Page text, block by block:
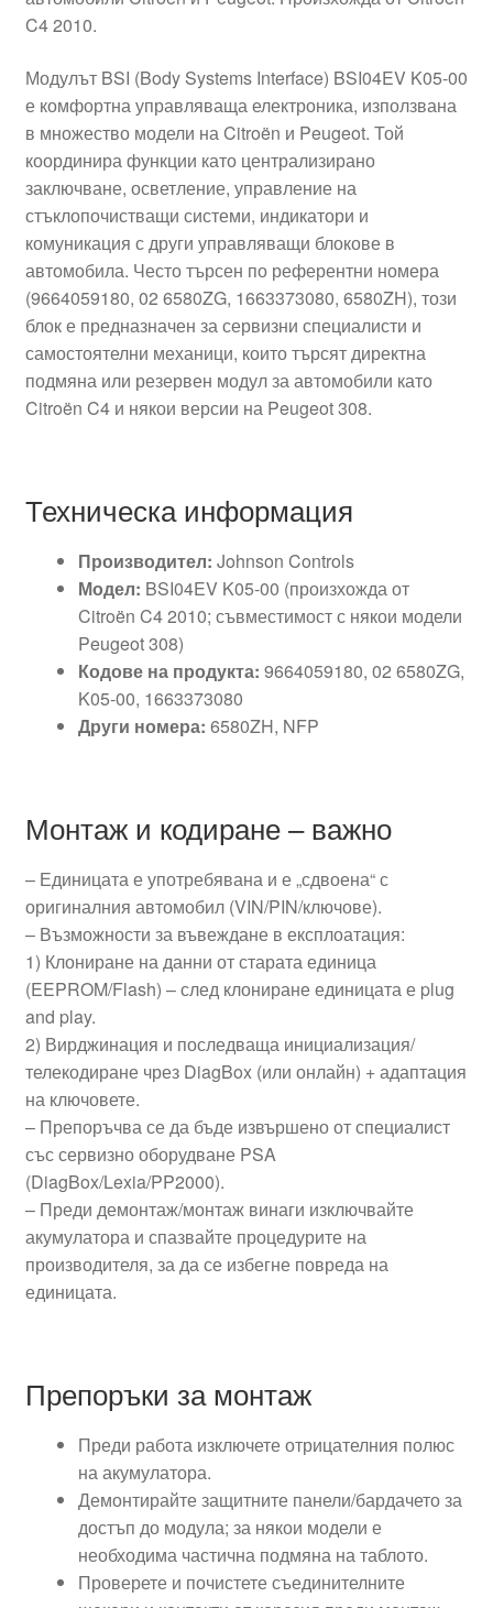
C4 2010.
Модулът BSI (Body Systems Interface) BSI04EV K05-00
е комфортна управляваща електроника, използвана
в множество модели на Citroën и Peugeot. Той
координира функции като централизирано
заключване, осветление, управление на
стъклопочистващи системи, индикатори и
комуникация с други управляващи блокове в
автомобила. Често търсен по референтни номера
(9664059180, 02 6580ZG, 1663373080, 6580ZH), този
блок е предназначен за сервизни специалисти и
самостоятелни механици, които търсят директна
подмяна или резервен модул за автомобили като
Citroën C4 и някои версии на Peugeot 308.
Техническа информация
Производител: Johnson Controls
Модел: BSI04EV K05-00 (произхожда от
Citroën C4 2010; съвместимост с някои модели
Peugeot 308)
Кодове на продукта: 9664059180, 02 6580ZG,
K05-00, 1663373080
Други номера: 6580ZH, NFP
Монтаж и кодиране – важно
– Единицата е употребявана и е „сдвоена“ с
оригиналния автомобил (VIN/PIN/ключове).
– Възможности за въвеждане в експлоатация:
1) Клониране на данни от старата единица
(EEPROM/Flash) – след клониране единицата е plug
and play.
2) Вирджинация и последваща инициализация/
телекодиране чрез DiagBox (или онлайн) + адаптация
на ключовете.
– Препоръчва се да бъде извършено от специалист
със сервизно оборудване PSA
(DiagBox/Lexia/PP2000).
– Преди демонтаж/монтаж винаги изключвайте
акумулатора и спазвайте процедурите на
производителя, за да се избегне повреда на
единицата.
Препоръки за монтаж
Преди работа изключете отрицателния полюс
на акумулатора.
Демонтирайте защитните панели/бардачето за
достъп до модула; за някои модели е
необходима частична подмяна на таблото.
Проверете и почистете съединителните